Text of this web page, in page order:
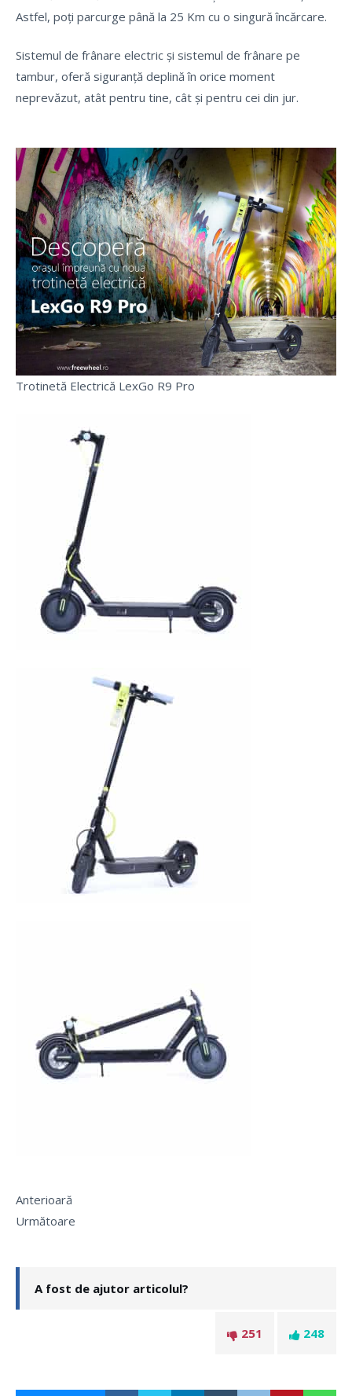
Astfel, poți parcurge până la 25 Km cu o singură încărcare.
Sistemul de frânare electric și sistemul de frânare pe
tambur, oferă siguranță deplină în orice moment
neprevăzut, atât pentru tine, cât și pentru cei din jur.
Trotinetă Electrică LexGo R9 Pro
Anterioară
Următoare
A fost de ajutor articolul?
248
251